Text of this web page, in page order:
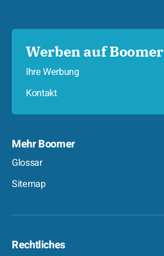
Werben auf Boomer
Ihre Werbung
Kontakt
Mehr Boomer
Glossar
Sitemap
Rechtliches